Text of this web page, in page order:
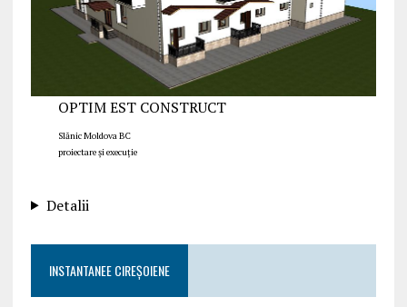
OPTIM EST CONSTRUCT
Slănic Moldova BC
proiectare și execuție
Detalii
INSTANTANEE CIREȘOIENE